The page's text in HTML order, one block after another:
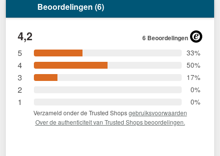
Beoordelingen (6)
4,2 6 Beoordelingen
5 33%
4 50%
3 17%
2 0%
1 0%
Verzameld onder de Trusted Shopsgebruiksvoorwaarden
Over de authenticiteit van Trusted Shops beoordelingen.